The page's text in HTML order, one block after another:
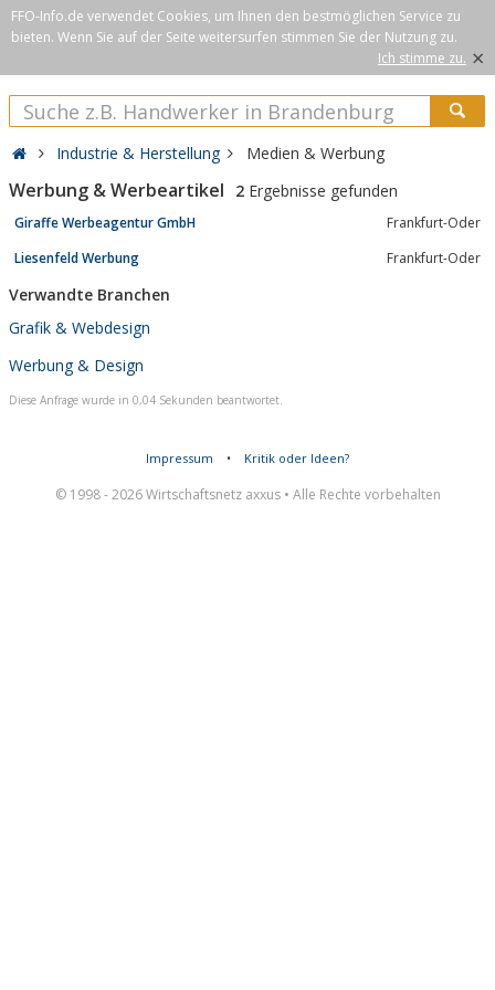
FFO-Info.de verwendet Cookies, um Ihnen den bestmöglichen Service zu
bieten. Wenn Sie auf der Seite weitersurfen stimmen Sie der Nutzung zu.
Ich stimme zu. ×
Industrie & Herstellung Medien & Werbung
Werbung & Werbeartikel 2 Ergebnisse gefunden
Giraffe Werbeagentur GmbH
Frankfurt-Oder
Liesenfeld Werbung
Frankfurt-Oder
Verwandte Branchen
Grafik & Webdesign
Werbung & Design
Diese Anfrage wurde in 0,04 Sekunden beantwortet.
Impressum • Kritik oder Ideen?
© 1998 - 2026 Wirtschaftsnetz axxus • Alle Rechte vorbehalten